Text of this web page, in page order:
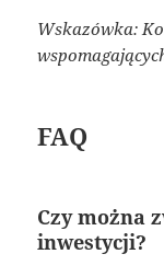
Wskazówka:
FAQ
Czy można
inwestycji?